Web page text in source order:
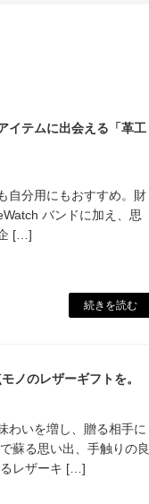
イテムに出会える「革工
自分用にもおすすめ。財
バンドに加え、思
[…]
続きを読む
ノのレザーギフトを。
わいを増し、贈る相手に
蘇る思い出、手触りの良
るレザーキ […]